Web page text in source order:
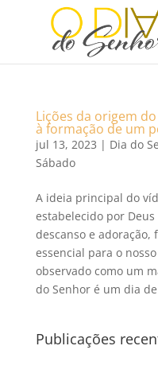
Lições da origem
à formação de um
jul 13, 2023 | Dia do
Sábado
A ideia principal do
estabelecido por
descanso e adoração,
essencial para o
observado como um
do Senhor é um dia
Publicações